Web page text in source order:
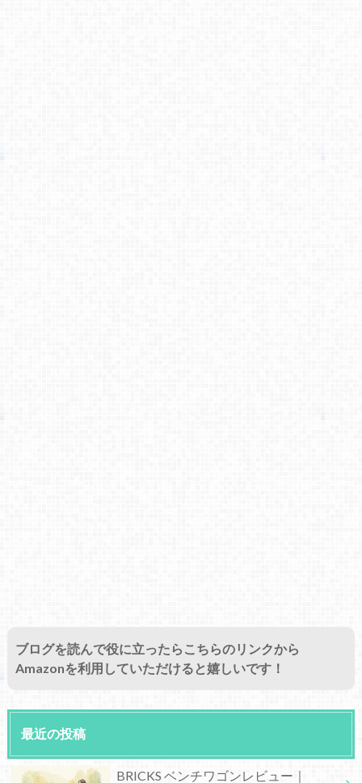
ブログを読んで役に立ったらこちらのリンクから
Amazonを利用していただけると嬉しいです！
最近の投稿
BRICKS ベンチワゴンレビュー｜